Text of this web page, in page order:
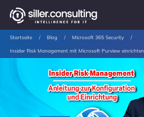
Startseite / Blog / Microsoft 365 Security /
Insider Risk Management mit Microsoft Purview einrichten